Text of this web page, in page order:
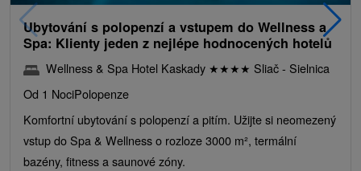
Ubytování s polopenzí a vstupem do Wellness a
Spa: Klienty jeden z nejlépe hodnocených hotelů
Wellness & Spa Hotel Kaskady ★★★★ Sliač - Sielnica
Od 1 NociPolopenze
Komfortní ubytování s polopenzí a pitím. Užijte si neomezený
vstup do Spa & Wellness o rozloze 3000 m², termální
bazény, fitness a saunové zóny.